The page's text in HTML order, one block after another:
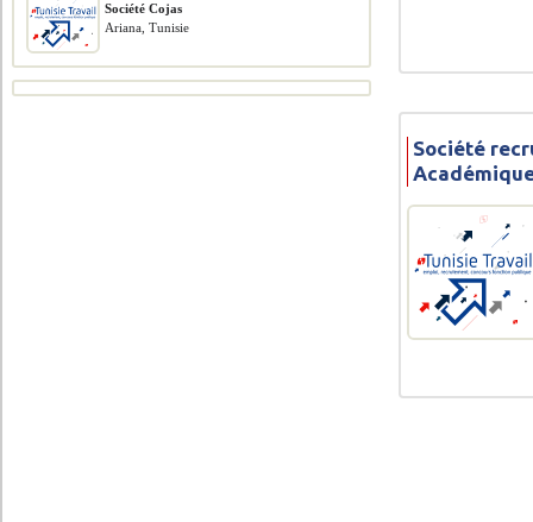
Société
Société Cojas
Ariana, Tunisie